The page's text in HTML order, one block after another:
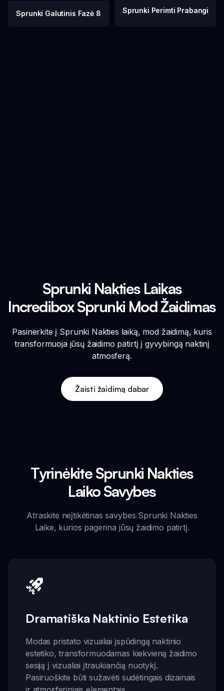
Sprunki Galutinis Fazė 8 Sprunki Perimti Prabangi
Sprunki Nakties Laikas
Incredibox Sprunki Mod Žaidimas
Pasinerkite į Sprunki Nakties laiką, mod žaidimą, kuris
transformuoja jūsų žaidimo patirtį į gyvybingą naktinį
atmosferą.
Žaisti žaidimą dabar
Tyrinėkite Sprunki Nakties
Laiko Savybes
Atraskite neįtikėtinas savybes Sprunki Nakties
Laike, kurios pagerina jūsų žaidimo patirtį.
Dramatiška Naktinio Estetika
Modas pristato vizualiai įspūdingą naktinio
estetiko, transformuodamas kiekvieną žaidimo
sesiją į vizualiai įtraukiančią nuotykį.
Pasiruoškite būti sužavėti sudėtingais dizainais